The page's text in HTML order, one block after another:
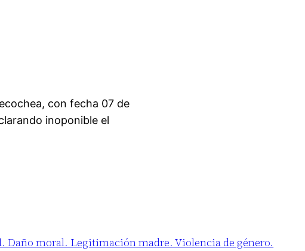
con fecha 07 de
inoponible el
moral. Legitimación madre. Violencia de género.